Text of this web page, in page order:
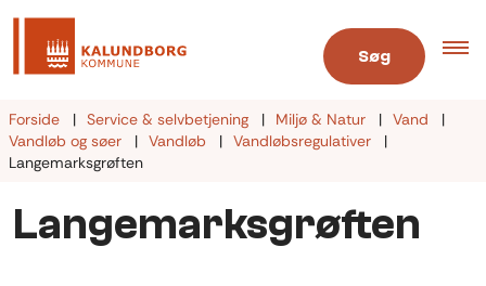
Søg
Forside Service & selvbetjening Miljø & Natur
Vand
Vandløb og søer
Vandløb
Vandløbsregulativer
Langemarksgrøften
Langemarksgrøften